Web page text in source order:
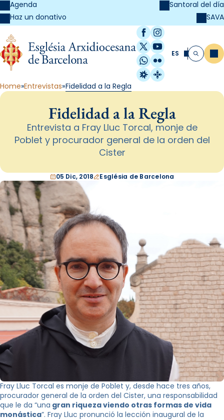
Agenda
Haz un donativo
Santoral del día
SAVA
Facebook
Instagram
X / Twitter
YouTube
WhatsApp
Flickr
Radio Estel
Catalunya
ES Buscar
Home Entrevistas Fidelidad a la Regla
Fidelidad a la Regla
Entrevista a Fray Lluc Torcal, monje de
Poblet y procurador general de la orden del
Cister
05 Dic, 2018 Església de Barcelona
Fray Lluc Torcal es monje de Poblet y, desde hace tres años,
procurador general de la orden del Cister, una responsabilidad
que le da “una gran riqueza viendo otras formas de vida
monástica”. Fray Lluc pronunció la lección inaugural de la